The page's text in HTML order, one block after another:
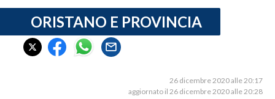
CRONACA SARDEGNA
CAGLIARI
ORISTANO E PROVINCIA
26 dicembre 2020 alle 20:17
aggiornato il 26 dicembre 2020 alle 20:28